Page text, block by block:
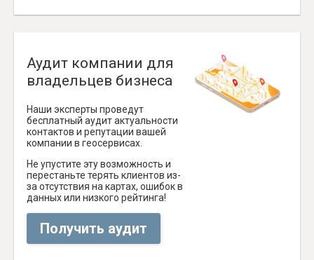
Аудит компании для
владельцев бизнеса
Наши эксперты проведут
бесплатный аудит актуальности
контактов и репутации вашей
компании в геосервисах.
Не упустите эту возможность и
перестаньте терять клиентов из-
за отсутствия на картах, ошибок в
данных или низкого рейтинга!
Получить аудит